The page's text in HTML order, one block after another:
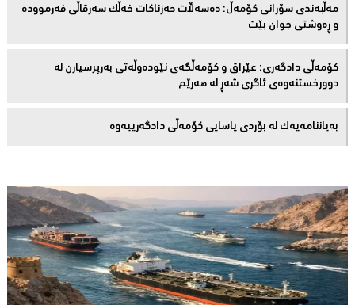
مەڵبەندى سۆرانى کۆمەڵ: دەسەڵات حەزناکات خەڵک سەرقاڵى فەرموودە
و ڕەوشتى جوان بێت
کۆمەڵى دادگەرى: عێراق و كۆمەڵگەی نێودەوڵەتی بەرپرسیارن لە
دوورخستنەوەى ئاگری شەڕ لە هەرێم
بەیاننامەیەک لە بۆردی یاسایی کۆمەڵی دادگەرییەوە